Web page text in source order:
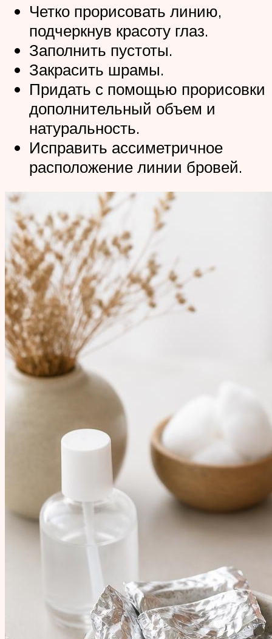
Четко прорисовать линию,
подчеркнув красоту глаз.
Заполнить пустоты.
Закрасить шрамы.
Придать с помощью прорисовки
дополнительный объем и
натуральность.
Исправить ассиметричное
расположение линии бровей.